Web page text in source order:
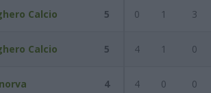
Calcio 5 0 1 3
Calcio 5 4 1 0
4 4 0 0